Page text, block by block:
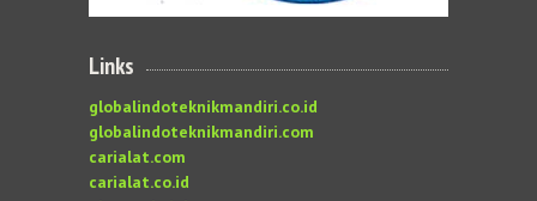
Links
globalindoteknikmandiri.co.id
globalindoteknikmandiri.com
carialat.com
carialat.co.id